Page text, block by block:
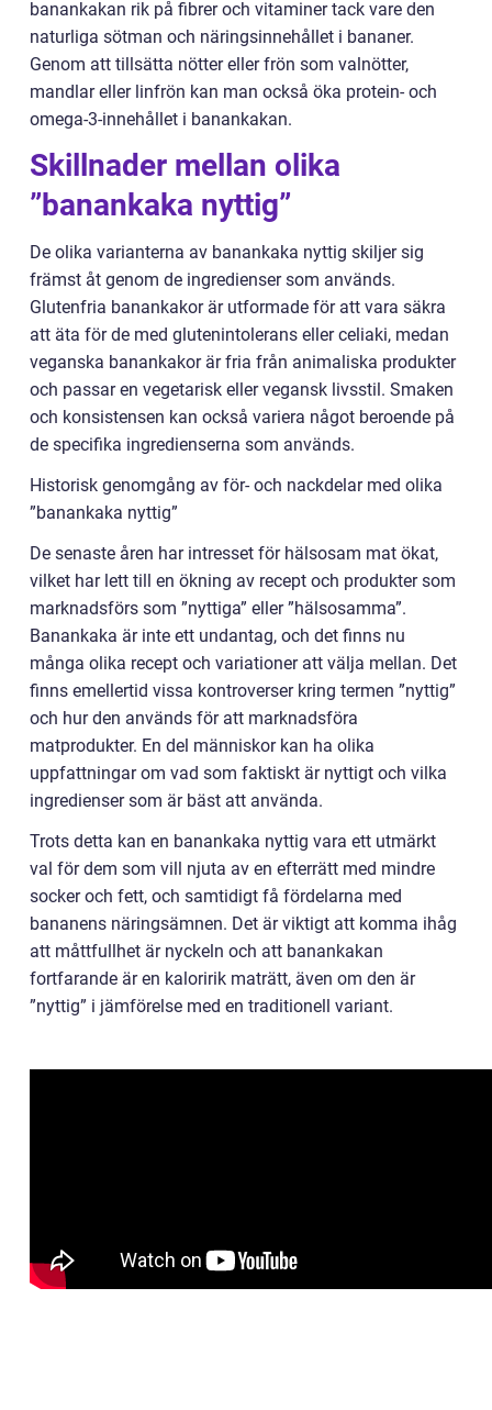
banankakan rik på fibrer och vitaminer tack vare den
naturliga sötman och näringsinnehållet i bananer.
Genom att tillsätta nötter eller frön som valnötter,
mandlar eller linfrön kan man också öka protein- och
omega-3-innehållet i banankakan.
Skillnader mellan olika
”banankaka nyttig”
De olika varianterna av banankaka nyttig skiljer sig
främst åt genom de ingredienser som används.
Glutenfria banankakor är utformade för att vara säkra
att äta för de med glutenintolerans eller celiaki, medan
veganska banankakor är fria från animaliska produkter
och passar en vegetarisk eller vegansk livsstil. Smaken
och konsistensen kan också variera något beroende på
de specifika ingredienserna som används.
Historisk genomgång av för- och nackdelar med olika
”banankaka nyttig”
De senaste åren har intresset för hälsosam mat ökat,
vilket har lett till en ökning av recept och produkter som
marknadsförs som ”nyttiga” eller ”hälsosamma”.
Banankaka är inte ett undantag, och det finns nu
många olika recept och variationer att välja mellan. Det
finns emellertid vissa kontroverser kring termen ”nyttig”
och hur den används för att marknadsföra
matprodukter. En del människor kan ha olika
uppfattningar om vad som faktiskt är nyttigt och vilka
ingredienser som är bäst att använda.
Trots detta kan en banankaka nyttig vara ett utmärkt
val för dem som vill njuta av en efterrätt med mindre
socker och fett, och samtidigt få fördelarna med
bananens näringsämnen. Det är viktigt att komma ihåg
att måttfullhet är nyckeln och att banankakan
fortfarande är en kaloririk maträtt, även om den är
”nyttig” i jämförelse med en traditionell variant.